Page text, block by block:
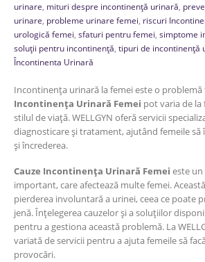
urinare mituri despre incontinență urinară
urinare probleme urinare femei riscuri
urologică femei sfaturi pentru femei simptome
soluții pentru incontinență tipuri de incontinență
Încontinenta Urinară
Incontinența urinară la femei este o problemă
Incontinența Urinară Femei pot varia de
stilul de viață. WELLGYN oferă servicii
diagnosticare și tratament, ajutând femeile să
și încrederea.
Cauze Incontinența Urinară Femei este
important, care afectează multe femei.
pierderea involuntară a urinei, ceea ce poate
jenă. Înțelegerea cauzelor și a soluțiilor
pentru a gestiona această problemă. La
variată de servicii pentru a ajuta femeile să
provocări.